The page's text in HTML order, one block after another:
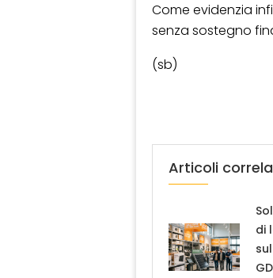
Come evidenzia
senza sostegno
(sb)
Articoli
di